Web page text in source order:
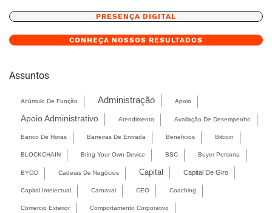
PRESENÇA DIGITAL
CONHEÇA NOSSOS RESULTADOS
Assuntos
Acúmulo De Função Administração Apoio
Apoio Administrativo Atendimento Avaliação De Desempenho
Banco De Horas Barreiras De Entrada Beneficios Bitcoin
BLOCKCHAIN Bring Your Own Device BSC Buyer Persona
BYOD Cadeias De Negócios Capital Capital De Giro
Capital Intelectual Carnaval CEO Coaching
Comercio Exterior Comportamento Corporativo